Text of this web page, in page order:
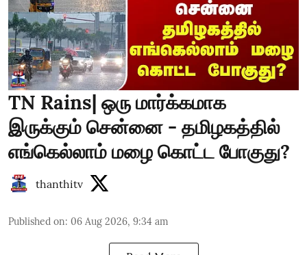
TN Rains| ஒரு மார்க்கமாக
இருக்கும் சென்னை - தமிழகத்தில்
எங்கெல்லாம் மழை கொட்ட போகுது?
thanthitv
Published on: 06 Aug 2026, 9:34 am